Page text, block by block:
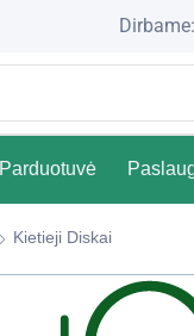
Parduotuvė
Kietieji Diskai